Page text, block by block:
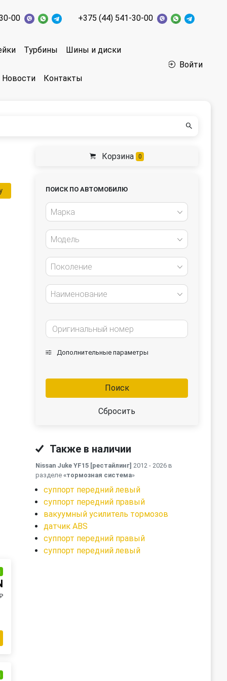
00 +375 (44) 541-30-00
Турбины Шины и диски
Новости Контакты
Войти
Корзина 0
ПОИСК ПО АВТОМОБИЛЮ
Марка
Модель
Поколение
Наименование
Дополнительные параметры
Поиск
Сбросить
Также в наличии
Nissan Juke YF15 [рестайлинг] 2012 - 2026 в
разделе «тормозная система»
суппорт передний левый
суппорт передний правый
вакуумный усилитель тормозов
датчик ABS
суппорт передний правый
суппорт передний левый